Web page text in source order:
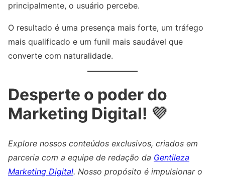
principalmente, o usuário percebe.
O resultado é uma presença mais forte, um tráfego
mais qualificado e um funil mais saudável que
converte com naturalidade.
Desperte o poder do
Marketing Digital! 💜
Explore nossos conteúdos exclusivos, criados em
parceria com a equipe de redação da Gentileza
Marketing Digital. Nosso propósito é impulsionar o